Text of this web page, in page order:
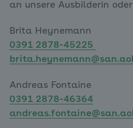
an unsere Ausbilderin
Brita Heynemann
0391 2878-45225
Andreas Fontaine
0391 2878-46364